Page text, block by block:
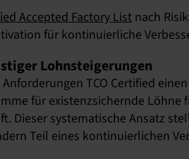
Accepted Factory Listnach
für kontinuierliche
Lohnsteigerungen
TCO Certified
für existenzsichernde
Dieser systematische Ansatz
Teil eines kontinuierlichen